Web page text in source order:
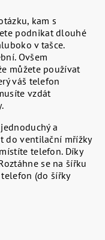
kam s
podnikat dlouhé
v tašce.
Ovšem
můžete používat
váš telefon
vzdát
a
do ventilační mřížky
telefon. Díky
se na šířku
(do šířky